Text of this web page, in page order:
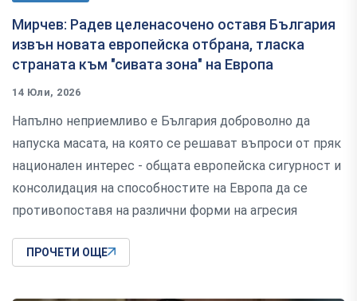
Мирчев: Радев целенасочено оставя България
извън новата европейска отбрана, тласка
страната към "сивата зона" на Европа
14 Юли, 2026
Напълно неприемливо е България доброволно да
напуска масата, на която се решават въпроси от пряк
национален интерес - общата европейска сигурност и
консолидация на способностите на Европа да се
противопоставя на различни форми на агресия
ПРОЧЕТИ ОЩЕ